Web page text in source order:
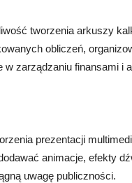
tworzenia arkuszy
obliczeń,
zarządzaniu finansami i
prezentacji
animacje, efekty
uwagę publiczności.